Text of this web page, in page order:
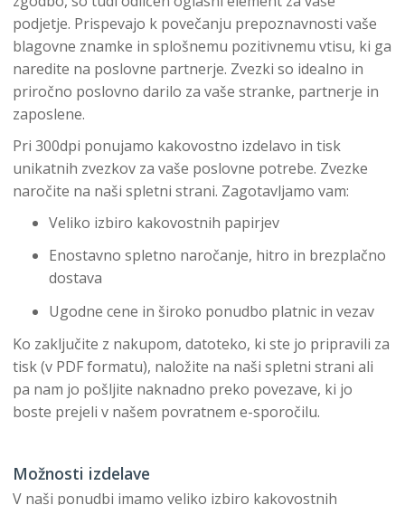
podjetje. Prispevajo k povečanju prepoznavnosti vaše
blagovne znamke in splošnemu pozitivnemu vtisu, ki ga
naredite na poslovne partnerje. Zvezki so idealno in
priročno poslovno darilo za vaše stranke, partnerje in
zaposlene.
Pri 300dpi ponujamo kakovostno izdelavo in tisk
unikatnih zvezkov za vaše poslovne potrebe. Zvezke
naročite na naši spletni strani. Zagotavljamo vam:
Veliko izbiro kakovostnih papirjev
Enostavno spletno naročanje, hitro in brezplačno
dostava
Ugodne cene in široko ponudbo platnic in vezav
Ko zaključite z nakupom, datoteko, ki ste jo pripravili za
tisk (v PDF formatu), naložite na naši spletni strani ali
pa nam jo pošljite naknadno preko povezave, ki jo
boste prejeli v našem povratnem e-sporočilu.
Možnosti izdelave
V naši ponudbi imamo veliko izbiro kakovostnih